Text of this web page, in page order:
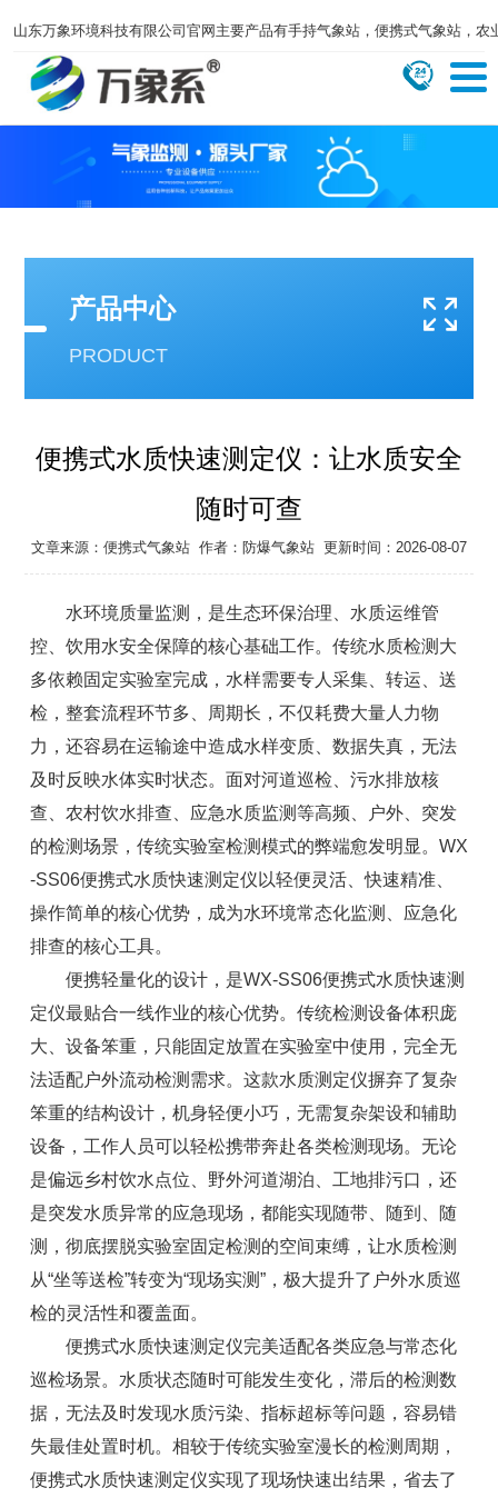
山东万象环境科技有限公司官网主要产品有手持气象站，便携式气象站，
产品中心
PRODUCT
便携式水质快速测定仪：让水质安全
随时可查
文章来源： 便携式气象站 作者： 防爆气象站 更新时间：2026-08-07
水环境质量监测，是生态环保治理、水质运维管
控、饮用水安全保障的核心基础工作。传统水质检测大
多依赖固定实验室完成，水样需要专人采集、转运、送
检，整套流程环节多、周期长，不仅耗费大量人力物
力，还容易在运输途中造成水样变质、数据失真，无法
及时反映水体实时状态。面对河道巡检、污水排放核
查、农村饮水排查、应急水质监测等高频、户外、突发
的检测场景，传统实验室检测模式的弊端愈发明显。WX
-SS06便携式水质快速测定仪以轻便灵活、快速精准、
操作简单的核心优势，成为水环境常态化监测、应急化
排查的核心工具。
便携轻量化的设计，是WX-SS06便携式水质快速测
定仪最贴合一线作业的核心优势。传统检测设备体积庞
大、设备笨重，只能固定放置在实验室中使用，完全无
法适配户外流动检测需求。这款水质测定仪摒弃了复杂
笨重的结构设计，机身轻便小巧，无需复杂架设和辅助
设备，工作人员可以轻松携带奔赴各类检测现场。无论
是偏远乡村饮水点位、野外河道湖泊、工地排污口，还
是突发水质异常的应急现场，都能实现随带、随到、随
测，彻底摆脱实验室固定检测的空间束缚，让水质检测
从“坐等送检”转变为“现场实测”，极大提升了户外水质巡
检的灵活性和覆盖面。
便携式水质快速测定仪完美适配各类应急与常态化
巡检场景。水质状态随时可能发生变化，滞后的检测数
据，无法及时发现水质污染、指标超标等问题，容易错
失最佳处置时机。相较于传统实验室漫长的检测周期，
便携式水质快速测定仪实现了现场快速出结果，省去了